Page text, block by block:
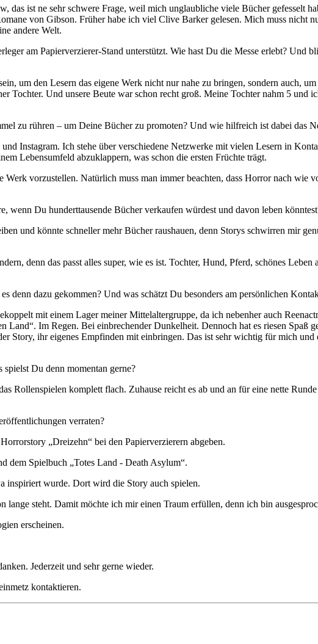
das ist ne sehr schwere Frage, weil mich unglaubliche viele Bücher gefesselt
von Gibson. Früher habe ich viel Clive Barker gelesen. Mich muss nicht
andere Welt.
am Papierverzierer-Stand unterstützt. Wie hast Du die Messe erlebt? Und
um den Lesern das eigene Werk nicht nur nahe zu bringen, sondern auch,
Tochter. Und unsere Beute war schon recht groß. Meine Tochter nahm 5 und
zu rühren – um Deine Bücher zu promoten? Und wie hilfreich ist dabei das
Instagram. Ich stehe über verschiedene Netzwerke mit vielen Lesern in
Lebensumfeld abzuklappern, was schon die ersten Früchte trägt.
vorzustellen. Natürlich muss man immer beachten, dass Horror nach wie
wenn Du hunderttausende Bücher verkaufen würdest und davon leben
und könnte schneller mehr Bücher raushauen, denn Storys schwirren mir
denn das passt alles super, wie es ist. Tochter, Hund, Pferd, schönes
denn dazu gekommen? Und was schätzt Du besonders am persönlichen
mit einem Lager meiner Mittelaltergruppe, da ich nebenher auch
Land“. Im Regen. Bei einbrechender Dunkelheit. Dennoch hat es riesen Spaß
Story, ihr eigenes Empfinden mit einbringen. Das ist sehr wichtig für mich
Du denn momentan gerne?
Rollenspielen komplett flach. Zuhause reicht es ab und an für eine nette
verraten?
„Dreizehn“ bei den Papierverzierern abgeben.
dem Spielbuch „Totes Land - Death Asylum“.
inspiriert wurde. Dort wird die Story auch spielen.
steht. Damit möchte ich mir einen Traum erfüllen, denn ich bin
erscheinen.
Jederzeit und sehr gerne wieder.
kontaktieren.